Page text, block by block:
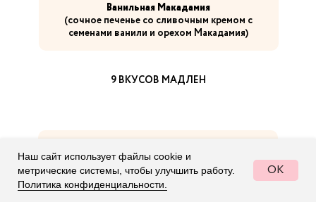
Ванильная Макадамия
(сочное печенье со сливочным кремом с
семенами ванили и орехом Макадамия)
9 ВКУСОВ МАДЛЕН
Наш сайт использует файлы cookie и
метрические системы, чтобы улучшить работу.
Политика конфиденциальности.
OK